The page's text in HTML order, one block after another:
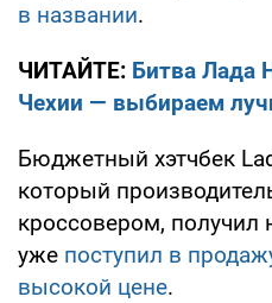
в названии.
ЧИТАЙТЕ: Битва Лада
Чехии — выбираем
Бюджетный хэтчбек
который
кроссовером,
уже поступил в
высокой цене.